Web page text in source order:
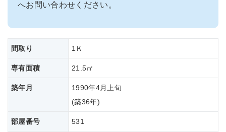
へお問い合わせください。
間取り 1Ｋ
専有面積 21.5㎡
築年月
1990年4月上旬
(築36年)
部屋番号 531